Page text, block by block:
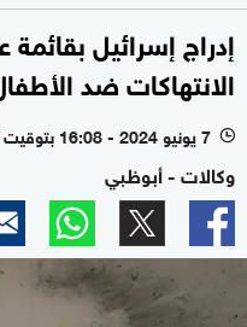
إدراج إسرائيل بقائمة
الانتهاكات ضد
l 7 يونيو 2024 - 16:08 بتوقيت أبوظبي
وكالات - أبوظبي